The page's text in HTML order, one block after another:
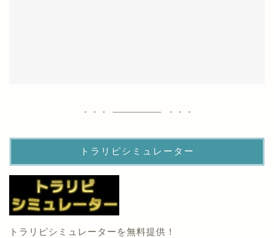
トラリピシミュレーター
トラリピシミュレーターを無料提供！